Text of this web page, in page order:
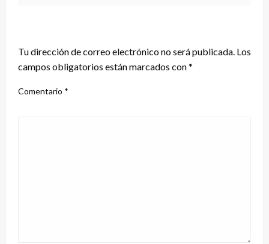
Tu dirección de correo electrónico no será publicada. Los
campos obligatorios están marcados con*
Comentario *